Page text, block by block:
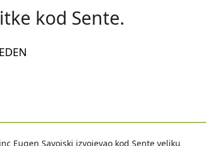
kod Sente.
Eugen Savojski izvojevao kod Sente veliku